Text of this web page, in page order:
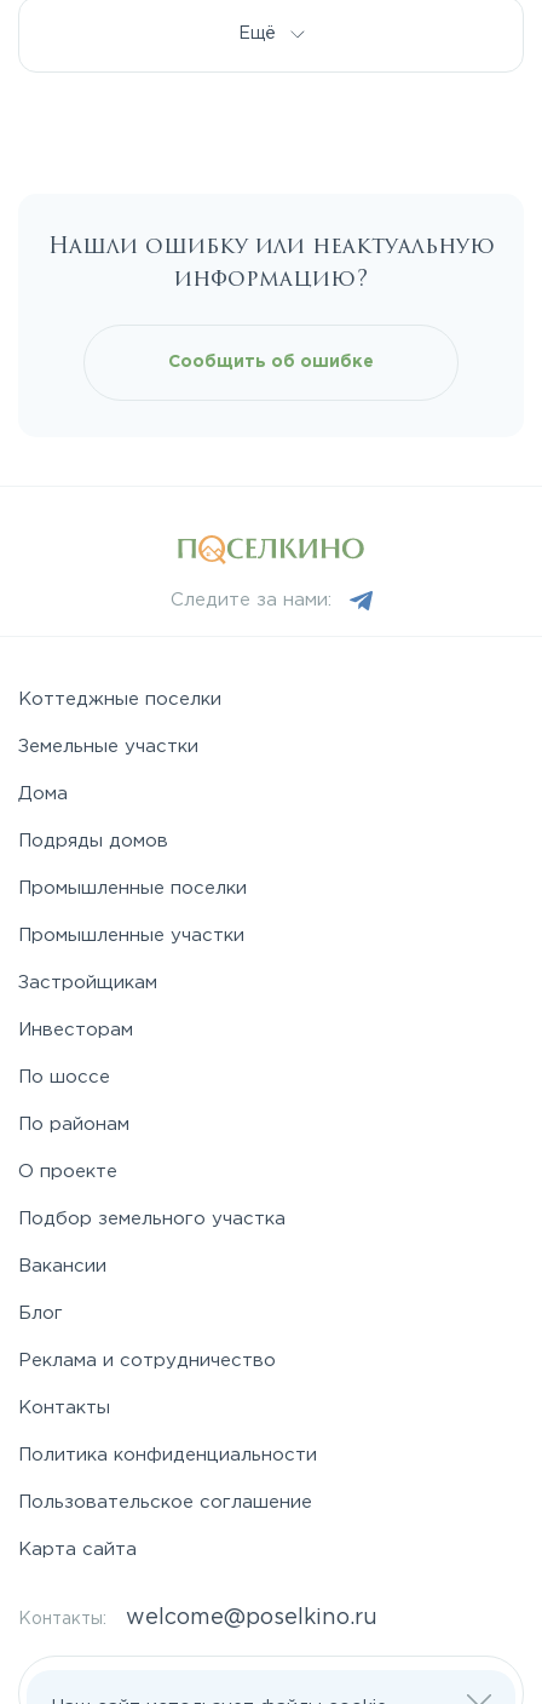
Каширское
Новорижское
Носовихинское
Рогачёвское
Таракановское
Щелковское
Ещё
Нашли ошибку или неактуальную
информацию?
Сообщить об ошибке
Следите за нами:
Коттеджные поселки
Земельные участки
Дома
Подряды домов
Промышленные поселки
Промышленные участки
Застройщикам
Инвесторам
По шоссе
По районам
О проекте
Подбор земельного участка
Вакансии
Блог
Реклама и сотрудничество
Контакты
Политика конфиденциальности
Пользовательское соглашение
Карта сайта
Контакты: welcome@poselkino.ru